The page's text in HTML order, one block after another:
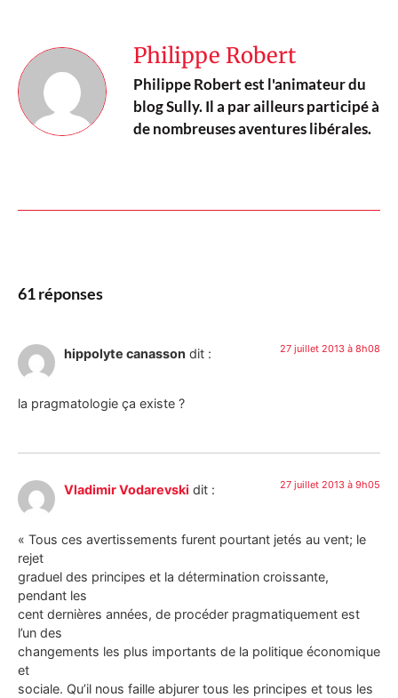
Philippe Robert
Philippe Robert est l'animateur du
blog Sully. Il a par ailleurs participé à
de nombreuses aventures libérales.
61 réponses
hippolyte canasson dit : 27 juillet 2013 à 8h08
la pragmatologie ça existe ?
Vladimir Vodarevski dit : 27 juillet 2013 à 9h05
« Tous ces avertissements furent pourtant jetés au vent; le
rejet
graduel des principes et la détermination croissante,
pendant les
cent dernières années, de procéder pragmatiquement est
l’un des
changements les plus importants de la politique économique
et
sociale. Qu’il nous faille abjurer tous les principes et tous les